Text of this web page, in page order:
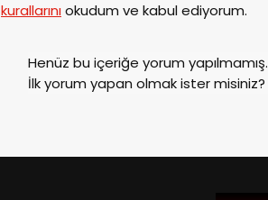
kurallarınıokudum ve kabul ediyorum.
Henüz bu içeriğe yorum yapılmamış.
İlk yorum yapan olmak ister misiniz?